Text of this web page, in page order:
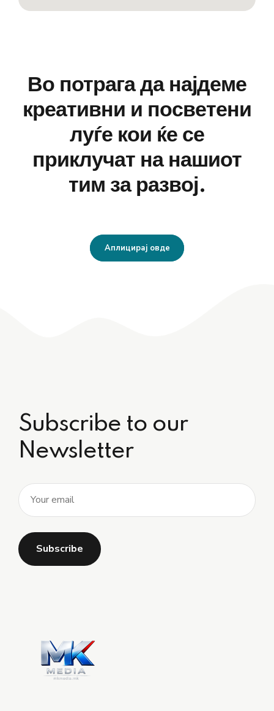
Во потрага да најдеме
креативни и посветени
луѓе кои ќе се
приклучат на нашиот
тим за развој.
Аплицирај овде
Subscribe to our
Newsletter